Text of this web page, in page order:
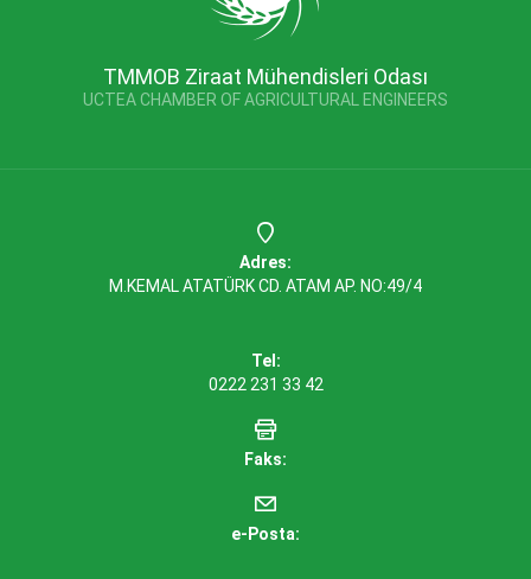
TMMOB Ziraat Mühendisleri Odası
UCTEA CHAMBER OF AGRICULTURAL ENGINEERS
Adres:
M.KEMAL ATATÜRK CD. ATAM AP. NO:49/4
Tel:
0222 231 33 42
Faks:
e-Posta: